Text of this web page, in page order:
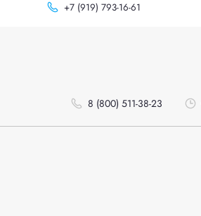
+7 (919) 793-16-61
8 (800) 511-38-23